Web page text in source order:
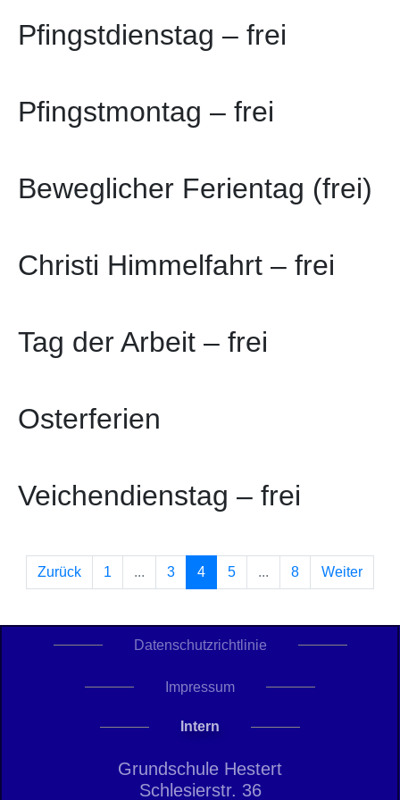
Pfingstdienstag – frei
Pfingstmontag – frei
Beweglicher Ferientag (frei)
Christi Himmelfahrt – frei
Tag der Arbeit – frei
Osterferien
Veichendienstag – frei
Zurück 1 ... 3 4 5 ... 8 Weiter
Datenschutzrichtlinie
Impressum
Intern
Grundschule Hestert
Schlesierstr. 36